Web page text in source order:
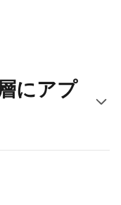
にアプ
チする